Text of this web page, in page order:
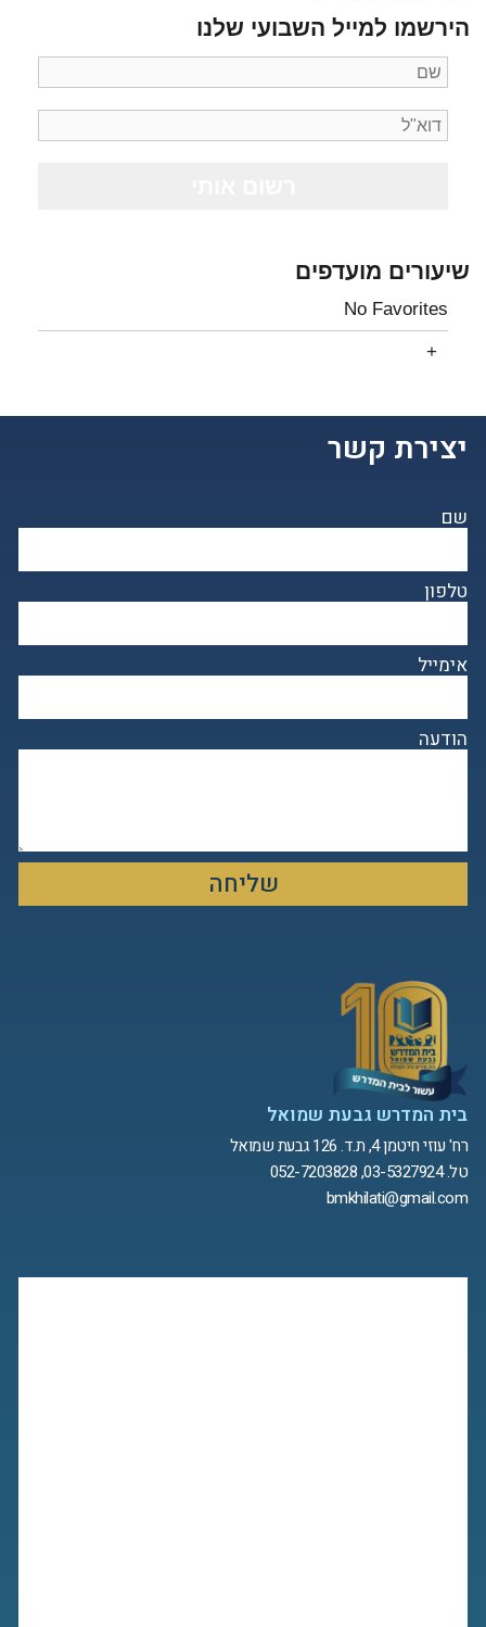
הירשמו למייל השבועי שלנו
שיעורים מועדפים
No Favorites
יצירת קשר
שם
טלפון
אימייל
הודעה
שליחה
בית המדרש גבעת שמואל
רח' עוזי חיטמן 4, ת.ד. 126 גבעת שמואל
טל. 03-5327924, 052-7203828
bmkhilati@gmail.com